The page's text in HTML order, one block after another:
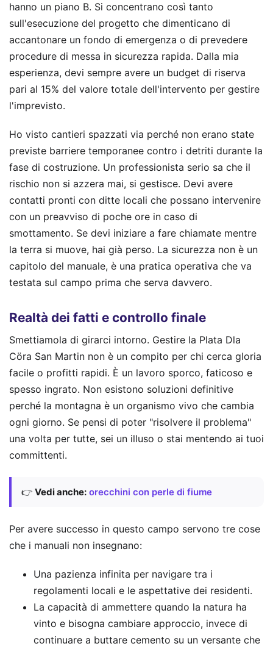
hanno un piano B. Si concentrano così tanto
sull'esecuzione del progetto che dimenticano di
accantonare un fondo di emergenza o di prevedere
procedure di messa in sicurezza rapida. Dalla mia
esperienza, devi sempre avere un budget di riserva
pari al 15% del valore totale dell'intervento per gestire
l'imprevisto.
Ho visto cantieri spazzati via perché non erano state
previste barriere temporanee contro i detriti durante la
fase di costruzione. Un professionista serio sa che il
rischio non si azzera mai, si gestisce. Devi avere
contatti pronti con ditte locali che possano intervenire
con un preavviso di poche ore in caso di
smottamento. Se devi iniziare a fare chiamate mentre
la terra si muove, hai già perso. La sicurezza non è un
capitolo del manuale, è una pratica operativa che va
testata sul campo prima che serva davvero.
Realtà dei fatti e controllo finale
Smettiamola di girarci intorno. Gestire la Plata Dla
Cöra San Martin non è un compito per chi cerca gloria
facile o profitti rapidi. È un lavoro sporco, faticoso e
spesso ingrato. Non esistono soluzioni definitive
perché la montagna è un organismo vivo che cambia
ogni giorno. Se pensi di poter "risolvere il problema"
una volta per tutte, sei un illuso o stai mentendo ai tuoi
committenti.
👉 Vedi anche: orecchini con perle di fiume
Per avere successo in questo campo servono tre cose
che i manuali non insegnano:
Una pazienza infinita per navigare tra i
regolamenti locali e le aspettative dei residenti.
La capacità di ammettere quando la natura ha
vinto e bisogna cambiare approccio, invece di
continuare a buttare cemento su un versante che